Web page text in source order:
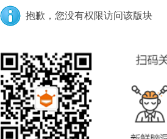
抱歉，您没有权限访问该版块